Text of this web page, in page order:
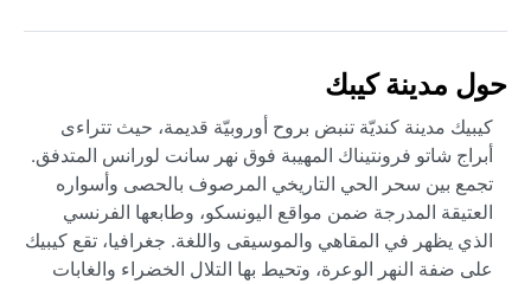
حول مدينة كيبك
كيبيك مدينة كنديّة تنبض بروح أوروبيّة قديمة، حيث تتراءى
أبراج شاتو فرونتيناك المهيبة فوق نهر سانت لورانس المتدفق.
تجمع بين سحر الحي التاريخي المرصوف بالحصى وأسواره
العتيقة المدرجة ضمن مواقع اليونسكو، وطابعها الفرنسي
الذي يظهر في المقاهي والموسيقى واللغة. جغرافيا، تقع كيبيك
على ضفة النهر الوعرة، وتحيط بها التلال الخضراء والغابات